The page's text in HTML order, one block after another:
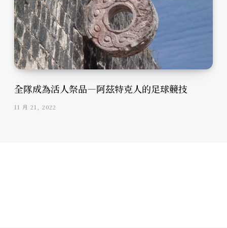
全隊成為活人祭品—阿茲特克人的足球競技
11 月 21, 2022